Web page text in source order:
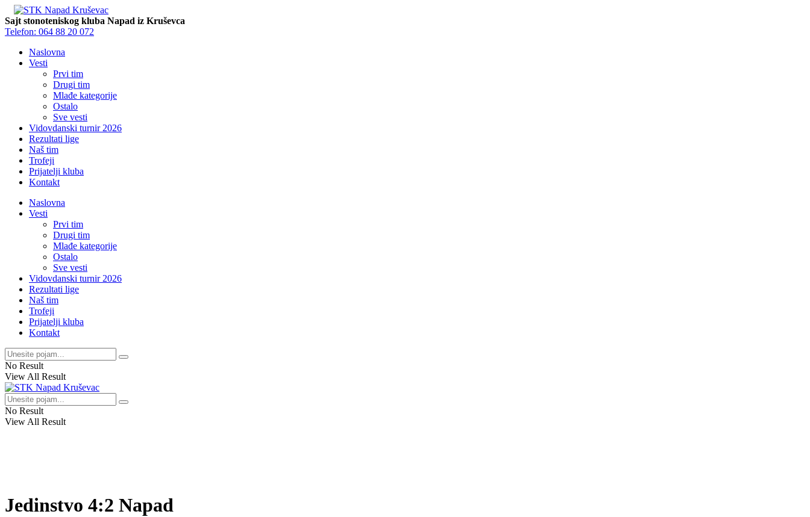
Sajt stonoteniskog kluba Napad iz Kruševca
Telefon: 064 88 20 072
Naslovna
Vesti
Prvi tim
Drugi tim
Mlađe kategorije
Ostalo
Sve vesti
Vidovdanski turnir 2026
Rezultati lige
Naš tim
Trofeji
Prijatelji kluba
Kontakt
Naslovna
Vesti
Prvi tim
Drugi tim
Mlađe kategorije
Ostalo
Sve vesti
Vidovdanski turnir 2026
Rezultati lige
Naš tim
Trofeji
Prijatelji kluba
Kontakt
No Result
View All Result
No Result
View All Result
Jedinstvo 4:2 Napad